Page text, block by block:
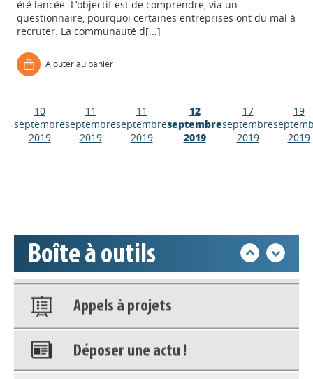
été lancée. L’objectif est de comprendre, via un
questionnaire, pourquoi certaines entreprises ont du mal à
recruter. La communauté d[...]
Ajouter au panier
10
septembre
2019
11
septembre
2019
11
septembre
2019
12
septembre
2019
17
septembre
2019
19
2019
Boîte à outils
Appels à projets
Déposer une actu !
Nos veilles Scoop.it
Appels à projets
Déposer une actu !